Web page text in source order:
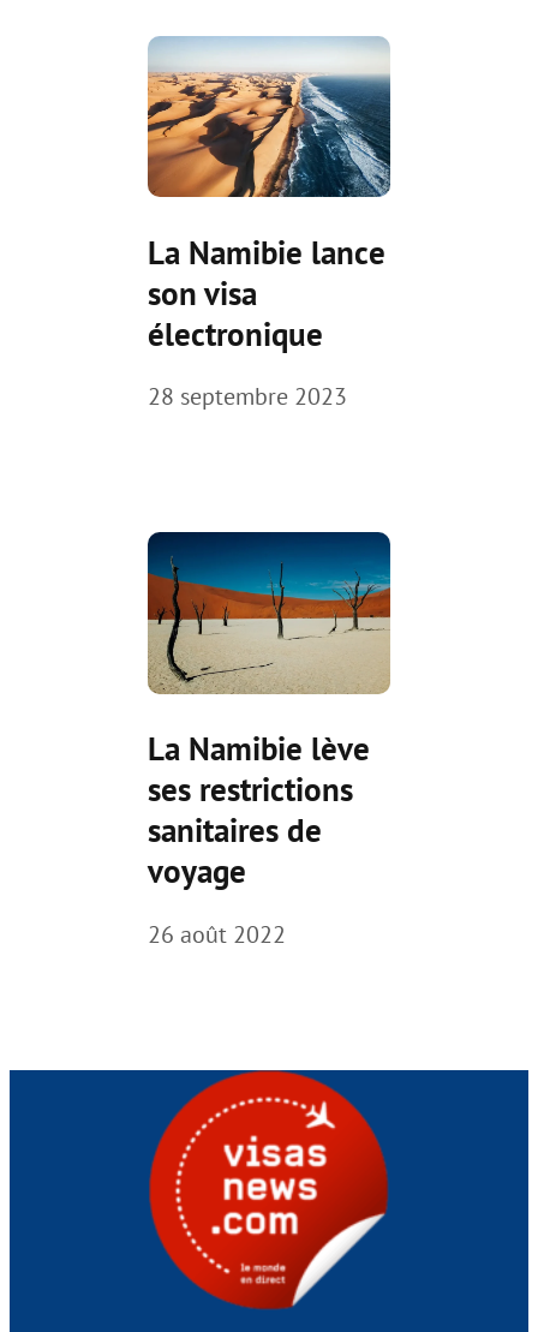
La Namibie lance
son visa
électronique
28 septembre 2023
La Namibie lève
ses restrictions
sanitaires de
voyage
26 août 2022